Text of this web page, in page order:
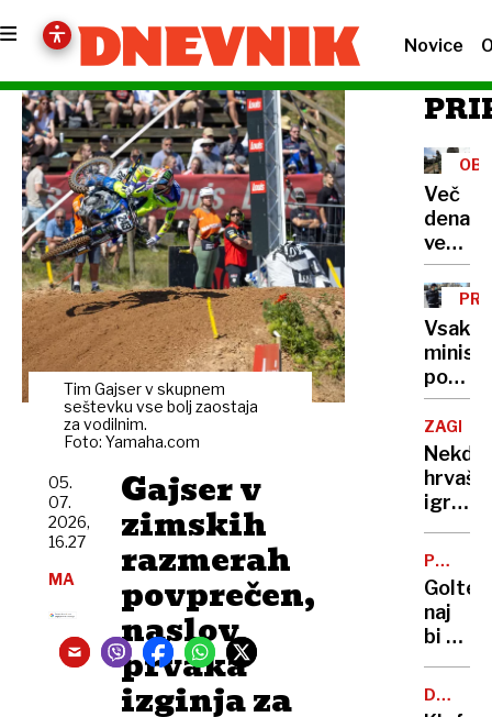
Novice
Tim Gajser v skupnem
seštevku vse bolj zaostaja
za vodilnim.
Foto: Yamaha.com
Gajser v
zimskih
razmerah
povprečen,
naslov
prvaka
izginja za
05.
07.
2026,
16.27
MA
Več
več
Kako
236
v
Vsako
po
svoje:
od
najetih
do
za
rabo
ZAGREB
igralka
in
mamo
lasala,
grizla
in
da ji
PO
naj
bi od
slabih